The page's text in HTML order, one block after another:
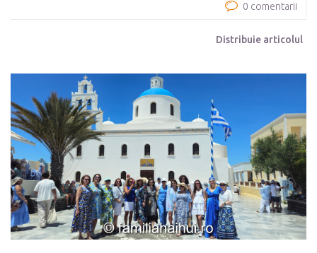
0 comentarii
Distribuie articolul